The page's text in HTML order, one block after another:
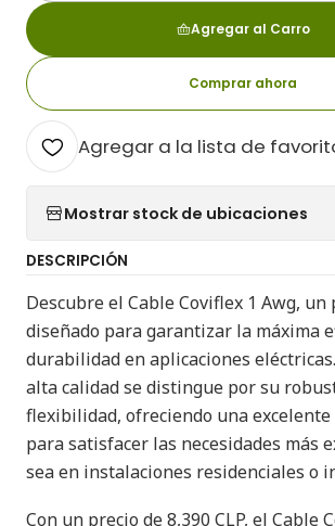
Agregar al Carro
Comprar ahora
Agregar a la lista de
Mostrar stock de ubicaciones
DESCRIPCIÓN
Descubre el Cable Coviflex 1 Awg, un
diseñado para garantizar la máxima
durabilidad en aplicaciones
alta calidad se distingue por su
flexibilidad, ofreciendo una
para satisfacer las necesidades más
sea en instalaciones residenciales o
Con un precio de 8,390 CLP, el Cable